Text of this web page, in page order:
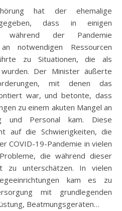
dass in einigen
während der Pandemie
notwendigen Ressourcen
zu Situationen, die als
wurden. Der Minister äußerte
mit denen das
war, und betonte, dass
zu einem akuten Mangel an
und Personal kam. Diese
auf die Schwierigkeiten, die
COVID-19-Pandemie in vielen
die während dieser
zu unterschätzen. In vielen
kam es zu
mit grundlegenden
Beatmungsgeräten…